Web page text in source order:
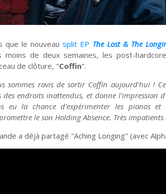
que le nouveau split EP The Lost & The
moins de deux semaines, les post-
de clôture, "Coffin".
sommes ravis de sortir Coffin aujourd’hui !
des endroits inattendus, et donne l'impression
eu la chance d’expérimenter les pianos
le son Holding Absence. Très
a déjà partagé "Aching Longing" (avec